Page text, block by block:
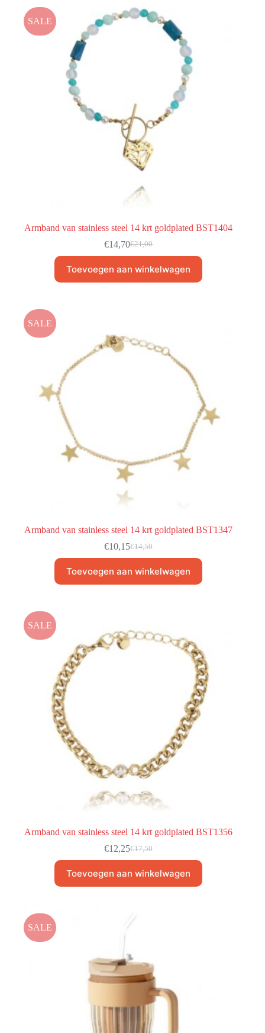
SALE
Armband van stainless steel 14 krt goldplated BST1404
€21,00
€14,70
Toevoegen aan winkelwagen
SALE
Armband van stainless steel 14 krt goldplated BST1347
€14,50
€10,15
Toevoegen aan winkelwagen
SALE
Armband van stainless steel 14 krt goldplated BST1356
€17,50
€12,25
Toevoegen aan winkelwagen
SALE